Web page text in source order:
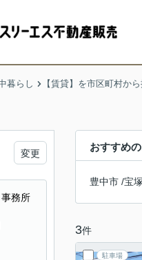
暮らし 【賃貸】を市区町村か
おすすめ
豊中市 /宝
3件
駐車場
変更
事務所